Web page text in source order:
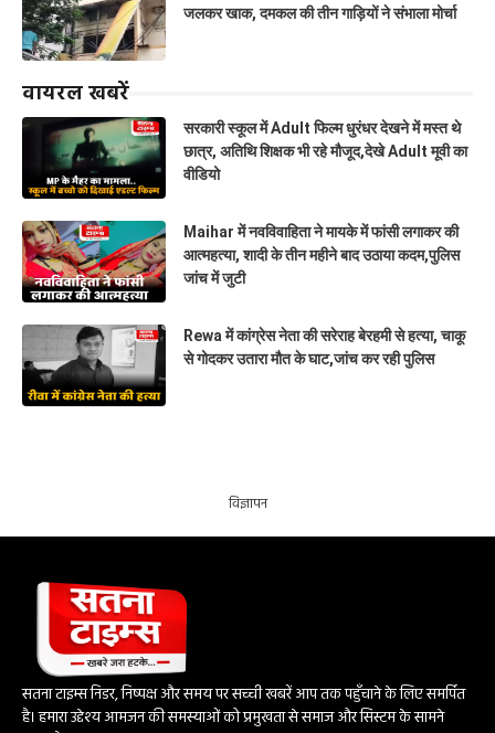
जलकर खाक, दमकल की तीन गाड़ियों ने संभाला मोर्चा
वायरल खबरें
सरकारी स्कूल में Adult फिल्म धुरंधर देखने में मस्त थे
छात्र, अतिथि शिक्षक भी रहे मौजूद,देखे Adult मूवी का
वीडियो
Maihar में नवविवाहिता ने मायके में फांसी लगाकर की
आत्महत्या, शादी के तीन महीने बाद उठाया कदम,पुलिस
जांच में जुटी
Rewa में कांग्रेस नेता की सरेराह बेरहमी से हत्या, चाकू
से गोदकर उतारा मौत के घाट,जांच कर रही पुलिस
विज्ञापन
सतना टाइम्स निडर, निष्पक्ष और समय पर सच्ची खबरें आप तक पहुँचाने के लिए समर्पित
है। हमारा उद्देश्य आमजन की समस्याओं को प्रमुखता से समाज और सिस्टम के सामने